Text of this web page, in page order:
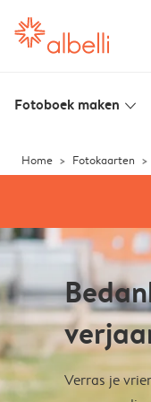
Fotoboek maken slim_arrow_down
Home Fotokaarten
Verras je